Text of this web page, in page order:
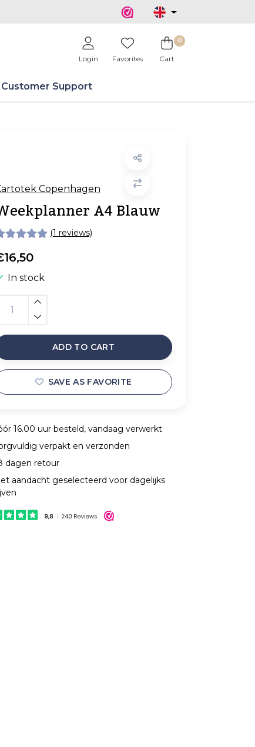
Login Favorites
0
Cart
Customer Support
Copenhagen
A4 Blauw
(1 reviews)
In stock
ADD TO CART
SAVE AS FAVORITE
16.00 uur besteld, vandaag verwerkt
verpakt en verzonden
dagen retour
aandacht geselecteerd voor dagelijks